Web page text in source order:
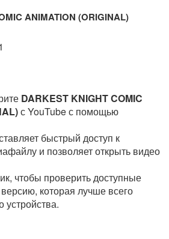
ANIMATION (ORIGINAL)
DARKEST KNIGHT COMIC
с YouTube с помощью
быстрый доступ к
и позволяет открыть видео
чтобы проверить доступные
которая лучше всего
устройства.